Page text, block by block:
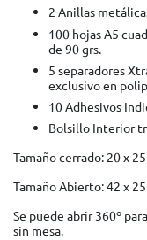
2 Anillas
100 hojas A5
de 90 grs.
5 separadores
exclusivo en
10 Adhesivos
Bolsillo Interior
Tamaño cerrado: 20 x
Tamaño Abierto: 42 x
Se puede abrir 360º
sin mesa.